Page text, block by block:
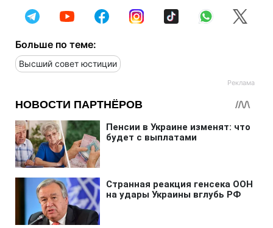
Больше по теме:
Высший совет юстиции